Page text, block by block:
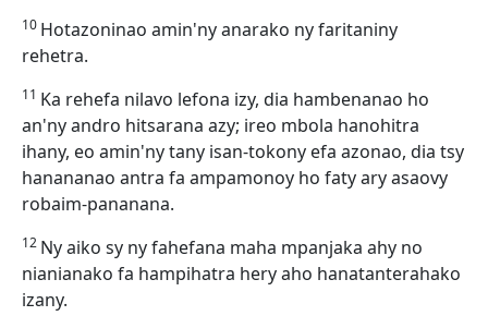
10 Hotazoninao amin'ny anarako ny faritaniny
rehetra.
11 Ka rehefa nilavo lefona izy, dia hambenanao ho
an'ny andro hitsarana azy; ireo mbola hanohitra
ihany, eo amin'ny tany isan-tokony efa azonao, dia tsy
hanananao antra fa ampamonoy ho faty ary asaovy
robaim-pananana.
12 Ny aiko sy ny fahefana maha mpanjaka ahy no
nianianako fa hampihatra hery aho hanatanterahako
izany.